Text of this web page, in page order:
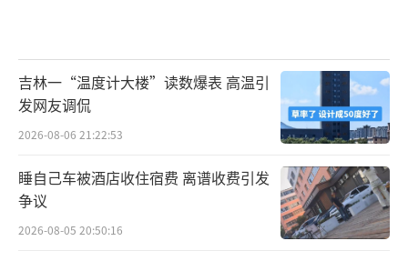
吉林一“温度计大楼”读数爆表 高温引
发网友调侃
2026-08-06 21:22:53
睡自己车被酒店收住宿费 离谱收费引发
争议
2026-08-05 20:50:16